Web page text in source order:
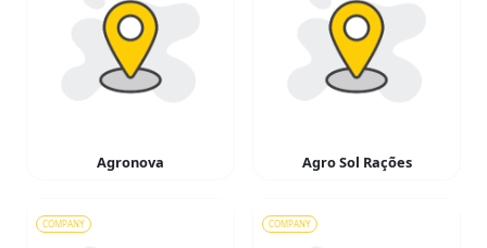
Agronova Agro Sol Rações
COMPANY COMPANY